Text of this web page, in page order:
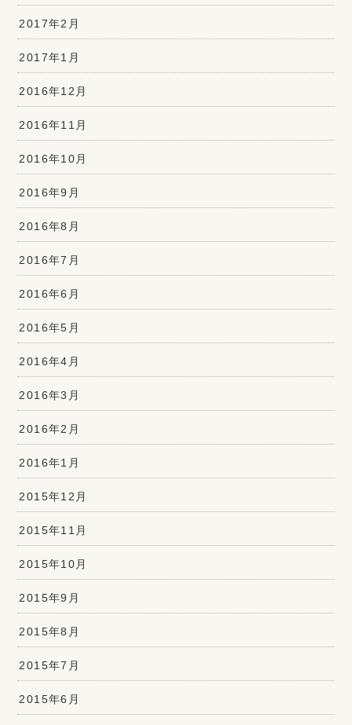
2017年2月
2017年1月
2016年12月
2016年11月
2016年10月
2016年9月
2016年8月
2016年7月
2016年6月
2016年5月
2016年4月
2016年3月
2016年2月
2016年1月
2015年12月
2015年11月
2015年10月
2015年9月
2015年8月
2015年7月
2015年6月